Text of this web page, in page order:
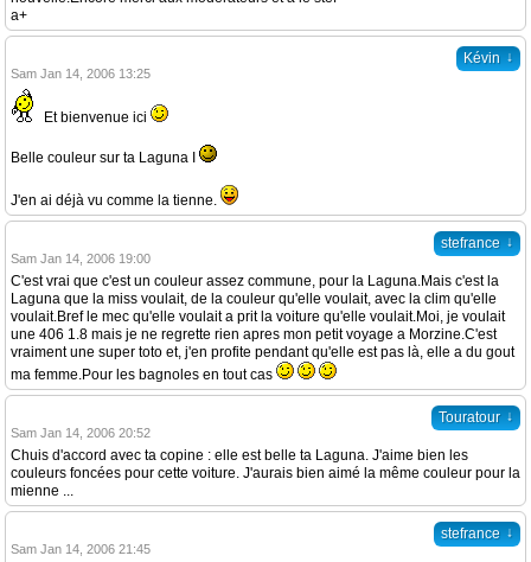
a+
Kévin ↓
Sam Jan 14, 2006 13:25
Et bienvenue ici
Belle couleur sur ta Laguna I
J'en ai déjà vu comme la tienne.
stefrance ↓
Sam Jan 14, 2006 19:00
C'est vrai que c'est un couleur assez commune, pour la Laguna.Mais c'est la
Laguna que la miss voulait, de la couleur qu'elle voulait, avec la clim qu'elle
voulait.Bref le mec qu'elle voulait a prit la voiture qu'elle voulait.Moi, je voulait
une 406 1.8 mais je ne regrette rien apres mon petit voyage a Morzine.C'est
vraiment une super toto et, j'en profite pendant qu'elle est pas là, elle a du gout
ma femme.Pour les bagnoles en tout cas
Touratour ↓
Sam Jan 14, 2006 20:52
Chuis d'accord avec ta copine : elle est belle ta Laguna. J'aime bien les
couleurs foncées pour cette voiture. J'aurais bien aimé la même couleur pour la
mienne ...
stefrance ↓
Sam Jan 14, 2006 21:45